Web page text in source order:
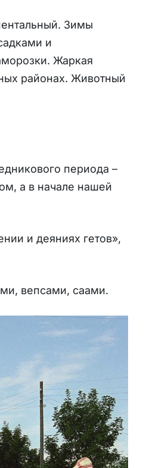
Зимы
и
Жаркая
районах. Животный
периода –
а в начале нашей
и деяниях гетов»,
вепсами, саами.